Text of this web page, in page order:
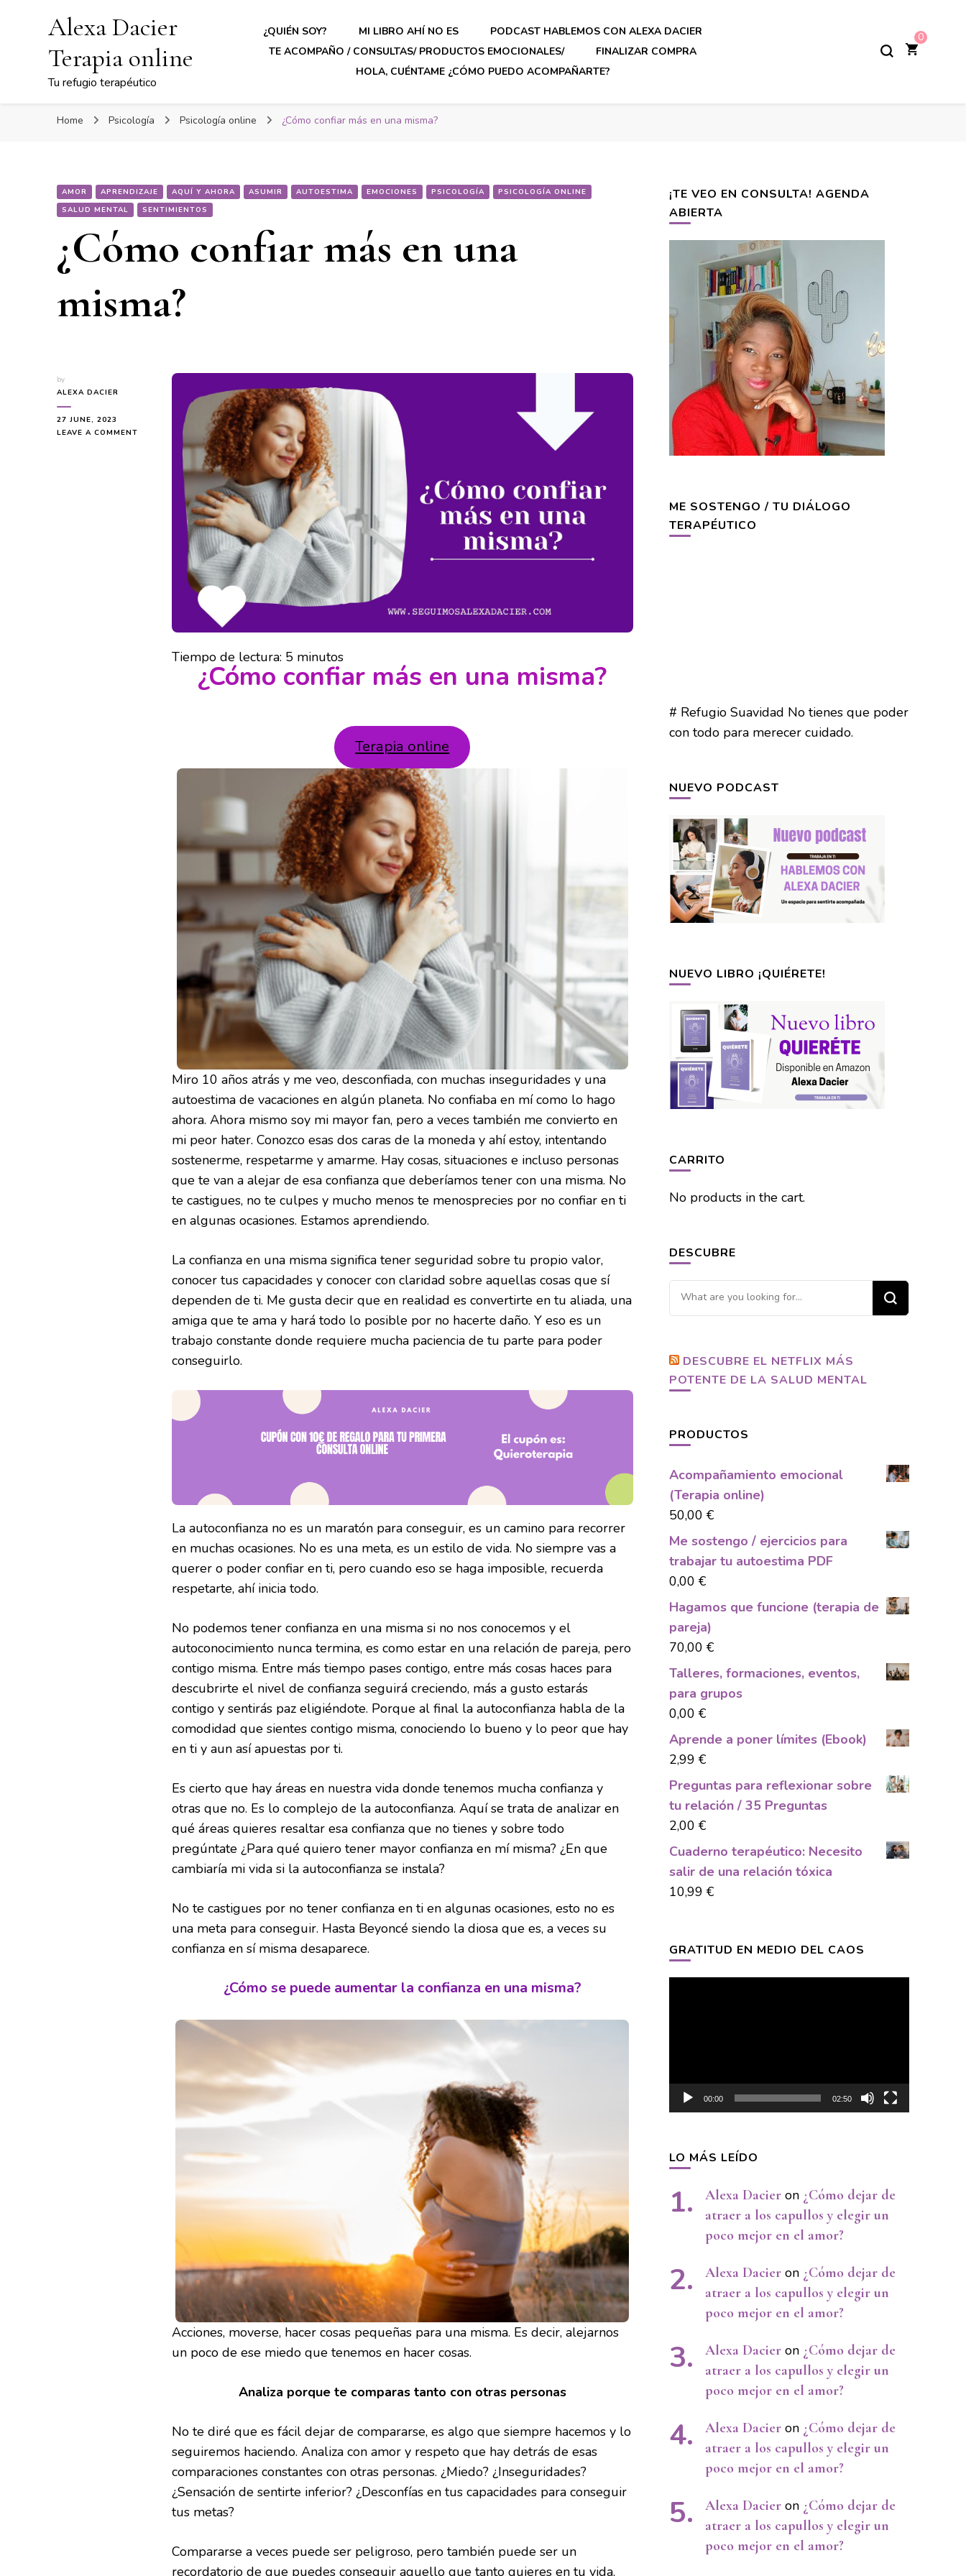
Alexa Dacier
Terapia online
Tu refugio terapéutico
¿QUIÉN SOY? MI LIBRO AHÍ NO ES
PODCAST HABLEMOS CON ALEXA DACIER
TE ACOMPAÑO / CONSULTAS/ PRODUCTOS EMOCIONALES/
FINALIZAR COMPRA
HOLA, CUÉNTAME ¿CÓMO PUEDO ACOMPAÑARTE?
0
Home Psicología Psicología online ¿Cómo confiar más en una misma?
AMOR APRENDIZAJE AQUÍ Y AHORA ASUMIR AUTOESTIMA EMOCIONES PSICOLOGÍA
PSICOLOGÍA ONLINE
SALUD MENTAL
SENTIMIENTOS
¿Cómo confiar más en una
misma?
by
ALEXA DACIER
27 JUNE, 2023
LEAVE A COMMENT
Tiempo de lectura: 5 minutos
¿Cómo confiar más en una misma?
Terapia online
Miro 10 años atrás y me veo, desconfiada, con muchas inseguridades y una
autoestima de vacaciones en algún planeta. No confiaba en mí como lo hago
ahora. Ahora mismo soy mi mayor fan, pero a veces también me convierto en
mi peor hater. Conozco esas dos caras de la moneda y ahí estoy, intentando
sostenerme, respetarme y amarme. Hay cosas, situaciones e incluso personas
que te van a alejar de esa confianza que deberíamos tener con una misma. No
te castigues, no te culpes y mucho menos te menosprecies por no confiar en ti
en algunas ocasiones. Estamos aprendiendo.
La confianza en una misma significa tener seguridad sobre tu propio valor,
conocer tus capacidades y conocer con claridad sobre aquellas cosas que sí
dependen de ti. Me gusta decir que en realidad es convertirte en tu aliada, una
amiga que te ama y hará todo lo posible por no hacerte daño. Y eso es un
trabajo constante donde requiere mucha paciencia de tu parte para poder
conseguirlo.
La autoconfianza no es un maratón para conseguir, es un camino para recorrer
en muchas ocasiones. No es una meta, es un estilo de vida. No siempre vas a
querer o poder confiar en ti, pero cuando eso se haga imposible, recuerda
respetarte, ahí inicia todo.
No podemos tener confianza en una misma si no nos conocemos y el
autoconocimiento nunca termina, es como estar en una relación de pareja, pero
contigo misma. Entre más tiempo pases contigo, entre más cosas haces para
descubrirte el nivel de confianza seguirá creciendo, más a gusto estarás
contigo y sentirás paz eligiéndote. Porque al final la autoconfianza habla de la
comodidad que sientes contigo misma, conociendo lo bueno y lo peor que hay
en ti y aun así apuestas por ti.
Es cierto que hay áreas en nuestra vida donde tenemos mucha confianza y
otras que no. Es lo complejo de la autoconfianza. Aquí se trata de analizar en
qué áreas quieres resaltar esa confianza que no tienes y sobre todo
pregúntate ¿Para qué quiero tener mayor confianza en mí misma? ¿En que
cambiaría mi vida si la autoconfianza se instala?
No te castigues por no tener confianza en ti en algunas ocasiones, esto no es
una meta para conseguir. Hasta Beyoncé siendo la diosa que es, a veces su
confianza en sí misma desaparece.
¿Cómo se puede aumentar la confianza en una misma?
Acciones, moverse, hacer cosas pequeñas para una misma. Es decir, alejarnos
un poco de ese miedo que tenemos en hacer cosas.
Analiza porque te comparas tanto con otras personas
No te diré que es fácil dejar de compararse, es algo que siempre hacemos y lo
seguiremos haciendo. Analiza con amor y respeto que hay detrás de esas
comparaciones constantes con otras personas. ¿Miedo? ¿Inseguridades?
¿Sensación de sentirte inferior? ¿Desconfías en tus capacidades para conseguir
tus metas?
Compararse a veces puede ser peligroso, pero también puede ser un
recordatorio de que puedes conseguir aquello que tanto quieres en tu vida.
¡TE VEO EN CONSULTA! AGENDA
ABIERTA
ME SOSTENGO / TU DIÁLOGO
TERAPÉUTICO
# Refugio Suavidad No tienes que poder
con todo para merecer cuidado.
NUEVO PODCAST
NUEVO LIBRO ¡QUIÉRETE!
CARRITO
No products in the cart.
DESCUBRE
Looking
for
DESCUBRE EL NETFLIX MÁS
POTENTE DE LA SALUD MENTAL
PRODUCTOS
Acompañamiento emocional
(Terapia online)
50,00 €
Me sostengo / ejercicios para
trabajar tu autoestima PDF
0,00 €
Hagamos que funcione (terapia de
pareja)
70,00 €
Talleres, formaciones, eventos,
para grupos
0,00 €
Aprende a poner límites (Ebook)
2,99 €
Preguntas para reflexionar sobre
tu relación / 35 Preguntas
2,00 €
Cuaderno terapéutico: Necesito
salir de una relación tóxica
10,99 €
GRATITUD EN MEDIO DEL CAOS
00:00 02:50
LO MÁS LEÍDO
Alexa Dacieron ¿Cómo dejar de
atraer a los capullos y elegir un
poco mejor en el amor?
Alexa Dacieron ¿Cómo dejar de
atraer a los capullos y elegir un
poco mejor en el amor?
Alexa Dacieron ¿Cómo dejar de
atraer a los capullos y elegir un
poco mejor en el amor?
Alexa Dacieron ¿Cómo dejar de
atraer a los capullos y elegir un
poco mejor en el amor?
Alexa Dacieron ¿Cómo dejar de
atraer a los capullos y elegir un
poco mejor en el amor?